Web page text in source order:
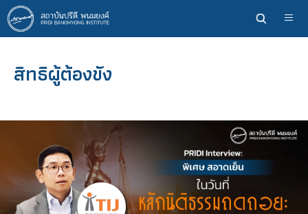
ข้าม
ไป
ยัง
หลักสิทธิผู้ต้องขัง